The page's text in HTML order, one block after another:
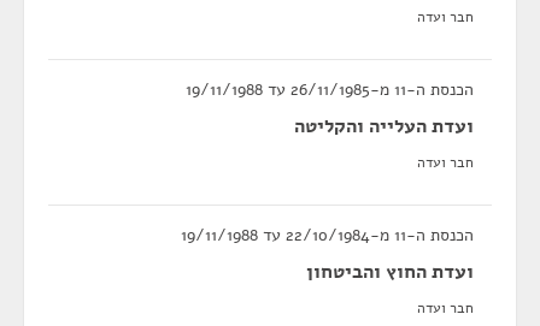
חבר ועדה
הכנסת ה-11 מ-26/11/1985 עד 19/11/1988
ועדת העלייה והקליטה
חבר ועדה
הכנסת ה-11 מ-22/10/1984 עד 19/11/1988
ועדת החוץ והביטחון
חבר ועדה